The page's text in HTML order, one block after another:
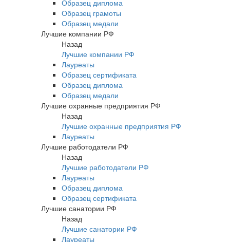
Образец диплома
Образец грамоты
Образец медали
Лучшие компании РФ
Назад
Лучшие компании РФ
Лауреаты
Образец сертификата
Образец диплома
Образец медали
Лучшие охранные предприятия РФ
Назад
Лучшие охранные предприятия РФ
Лауреаты
Лучшие работодатели РФ
Назад
Лучшие работодатели РФ
Лауреаты
Образец диплома
Образец сертификата
Лучшие санатории РФ
Назад
Лучшие санатории РФ
Лауреаты